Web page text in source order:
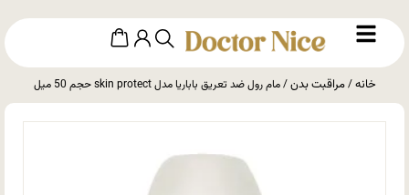
خانه/مراقبت بدن/ مام رول ضد تعریق باباریا مدل skin protect حجم 50 میل